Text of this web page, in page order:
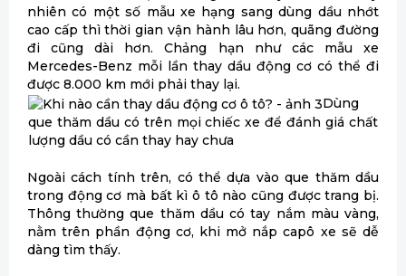
nhiên có một số mẫu xe hạng sang dùng dầu nhớt
cao cấp thì thời gian vận hành lâu hơn, quãng đường
đi cũng dài hơn. Chảng hạn như các mẫu xe
Mercedes-Benz mỗi lần thay dầu động cơ có thể đi
được 8.000 km mới phải thay lại.
Dùng
que thăm dầu có trên mọi chiếc xe để đánh giá chất
lượng dầu có cần thay hay chưa
Ngoài cách tính trên, có thể dựa vào que thăm dầu
trong động cơ mà bất kì ô tô nào cũng được trang bị.
Thông thường que thăm dầu có tay nắm màu vàng,
nằm trên phần động cơ, khi mở nắp capô xe sẽ dễ
dàng tìm thấy.